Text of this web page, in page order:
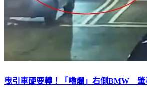
曳引車硬要轉！「嚕爛」右側BMW 肇